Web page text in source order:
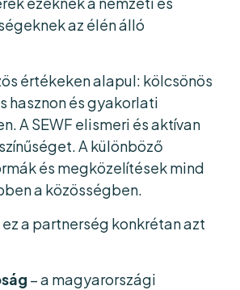
az élén álló
értékeken alapul: kölcsönös
hasznon és gyakorlati
A SEWF elismeri és aktívan
A különböző
és megközelítések mind
a közösségben.
ez a partnerség konkrétan azt
– a magyarországi